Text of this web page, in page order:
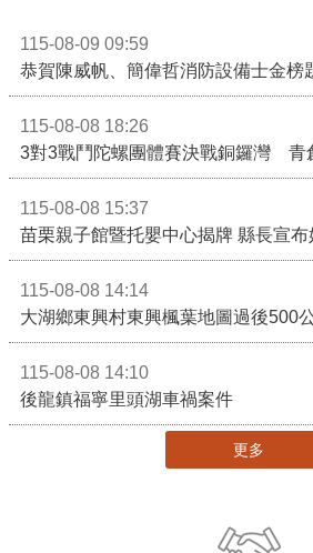
115-08-09 09:59
恭賀陳威帆、簡偉哲消防設備士金榜
115-08-08 18:26
115-08-08 15:37
115-08-08 14:14
大湖鄉東興村東興楓葉地圖過後500
115-08-08 14:10
後龍鎮福寧里頭湖車禍案件
更多